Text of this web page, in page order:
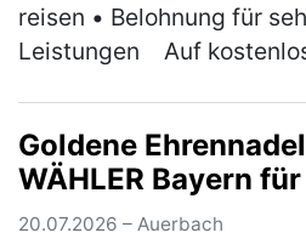
reisen • Belohnung für
Leistungen ￼Auf
Goldene
WÄHLER Bayern
20.07.2026 – Auerbach